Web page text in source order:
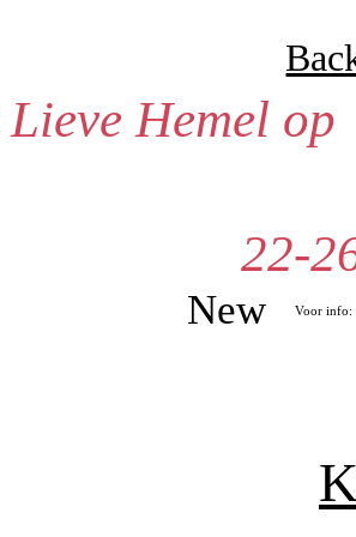
Hemel op
22-
New Voor